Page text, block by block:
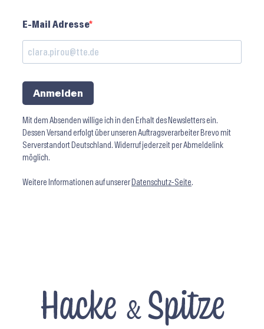
E-Mail Adresse
Anmelden
Mit dem Absenden willige ich in den Erhalt des Newsletters ein.
Dessen Versand erfolgt über unseren Auftragsverarbeiter Brevo mit
Serverstandort Deutschland. Widerruf jederzeit per Abmeldelink
möglich.
Weitere Informationen auf unserer Datenschutz-Seite.